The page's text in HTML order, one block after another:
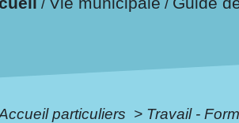
/ /
particuliers > Travail -